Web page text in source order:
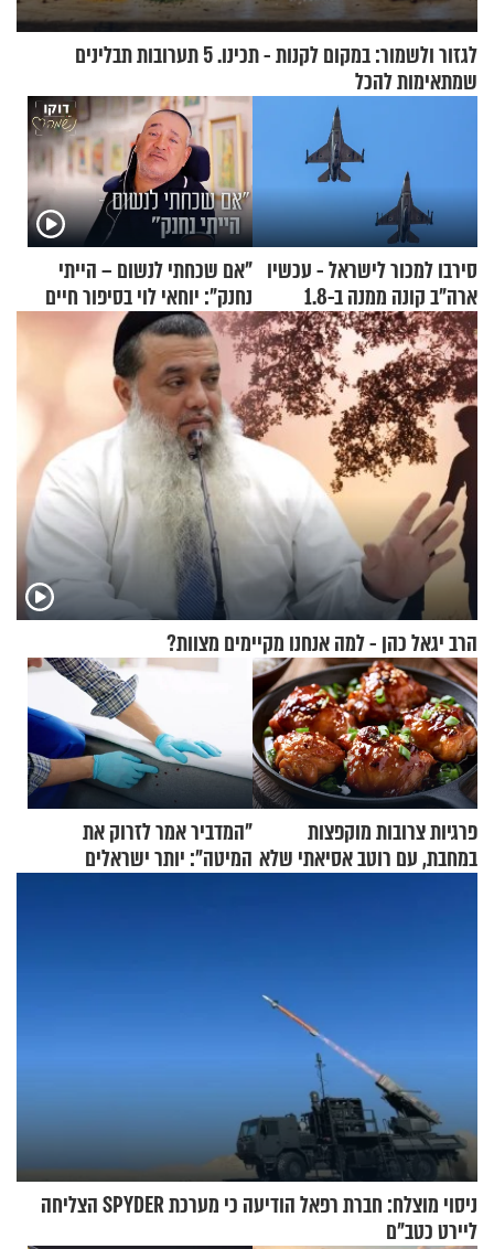
לגזור ולשמור: במקום לקנות - תכינו. 5 תערובות תבלינים
שמתאימות להכל
סירבו למכור לישראל - עכשיו
ארה"ב קונה ממנה ב-1.8
מיליארד דולר
"אם שכחתי לנשום – הייתי
נחנק": יוחאי לוי בסיפור חיים
מעורר השראה
הרב יגאל כהן - למה אנחנו מקיימים מצוות?
פרגיות צרובות מוקפצות
במחבת, עם רוטב אסיאתי שלא
"המדביר אמר לזרוק את
המיטה": יותר ישראלים
ניסוי מוצלח: חברת רפאל הודיעה כי מערכת SPYDER הצליחה
ליירט כטב"ם